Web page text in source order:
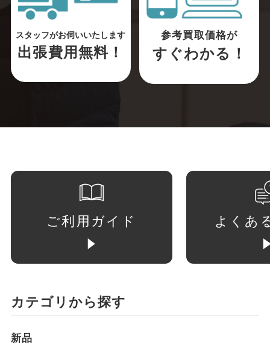
スタッフがお伺いいたします
出張費用無料！
参考買取価格が
すぐわかる！
ご利用ガイド よくあ
カテゴリから探す
新品